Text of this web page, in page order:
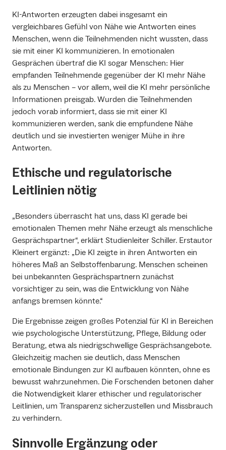
KI-Antworten erzeugten dabei insgesamt ein
vergleichbares Gefühl von Nähe wie Antworten eines
Menschen, wenn die Teilnehmenden nicht wussten, dass
sie mit einer KI kommunizieren. In emotionalen
Gesprächen übertraf die KI sogar Menschen: Hier
empfanden Teilnehmende gegenüber der KI mehr Nähe
als zu Menschen – vor allem, weil die KI mehr persönliche
Informationen preisgab. Wurden die Teilnehmenden
jedoch vorab informiert, dass sie mit einer KI
kommunizieren werden, sank die empfundene Nähe
deutlich und sie investierten weniger Mühe in ihre
Antworten.
Ethische und regulatorische
Leitlinien nötig
„Besonders überrascht hat uns, dass KI gerade bei
emotionalen Themen mehr Nähe erzeugt als menschliche
Gesprächspartner“, erklärt Studienleiter Schiller. Erstautor
Kleinert ergänzt: „Die KI zeigte in ihren Antworten ein
höheres Maß an Selbstoffenbarung. Menschen scheinen
bei unbekannten Gesprächspartnern zunächst
vorsichtiger zu sein, was die Entwicklung von Nähe
anfangs bremsen könnte.“
Die Ergebnisse zeigen großes Potenzial für KI in Bereichen
wie psychologische Unterstützung, Pflege, Bildung oder
Beratung, etwa als niedrigschwellige Gesprächsangebote.
Gleichzeitig machen sie deutlich, dass Menschen
emotionale Bindungen zur KI aufbauen könnten, ohne es
bewusst wahrzunehmen. Die Forschenden betonen daher
die Notwendigkeit klarer ethischer und regulatorischer
Leitlinien, um Transparenz sicherzustellen und Missbrauch
zu verhindern.
Sinnvolle Ergänzung oder